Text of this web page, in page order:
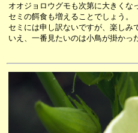
オオジョロウグモも次第に大きくな
セミの餌食も増えることでしょう。
セミには申し訳ないですが、楽しみ
いえ、一番見たいのは小鳥が掛かっ